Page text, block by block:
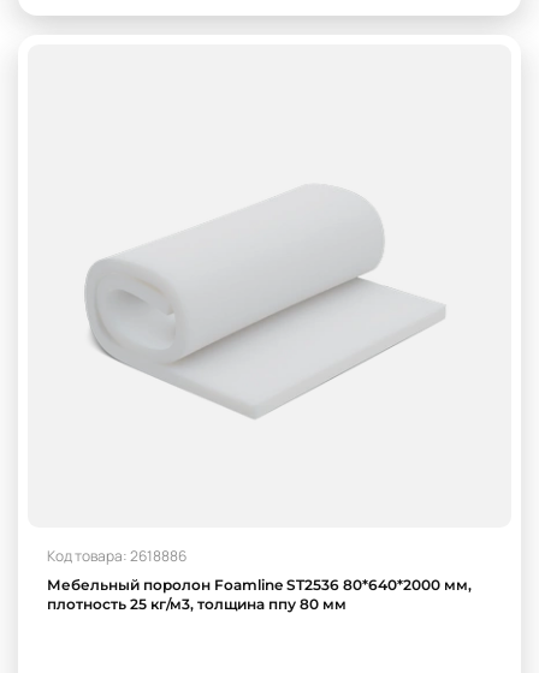
Код товара: 2618886
Мебельный поролон Foamline ST2536 80*640*2000 мм,
плотность 25 кг/м3, толщина ппу 80 мм